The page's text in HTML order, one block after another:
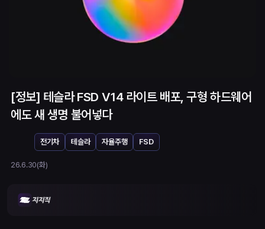
[정보] 테슬라 FSD V14 라이트 배포, 구형 하드웨어
에도 새 생명 불어넣다
전기차 테슬라 자율주행 FSD
26.6.30(화)